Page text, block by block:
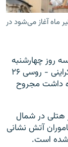
ماه آغاز می‌شود در
روز چهارشنبه
۱۶ خرداد به خبرگزاری رويترز گفت يک تبعه اوکراينی - روسی ۲۶
داشت مجروح
هتلی در شمال
آتش نشانی
شده است.